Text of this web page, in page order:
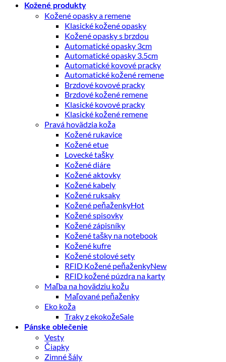
Kožené produkty
Kožené opasky a remene
Klasické kožené opasky
Kožené opasky s brzdou
Automatické opasky 3cm
Automatické opasky 3.5cm
Automatické kovové pracky
Automatické kožené remene
Brzdové kovové pracky
Brzdové kožené remene
Klasické kovové pracky
Klasické kožené remene
Pravá hovädzia koža
Kožené rukavice
Kožené etue
Lovecké tašky
Kožené diáre
Kožené aktovky
Kožené kabely
Kožené ruksaky
Kožené peňaženky
Kožené spisovky
Kožené zápisníky
Kožené tašky na notebook
Kožené kufre
Kožené stolové sety
RFID Kožené peňaženky
RFID kožené púzdra na karty
Maľba na hovädziu kožu
Maľované peňaženky
Eko koža
Traky z ekokože
Pánske oblečenie
Vesty
Čiapky
Zimné šály